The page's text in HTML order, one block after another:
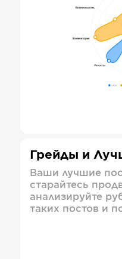
Грейды и
Ваши лучшие
старайтесь
анализируйте
таких постов и